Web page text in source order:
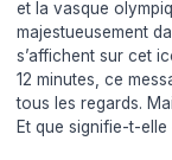
et la vasque
majestueusement
s’affichent sur cet
12 minutes, ce
tous les regards.
Et que signifie-t-